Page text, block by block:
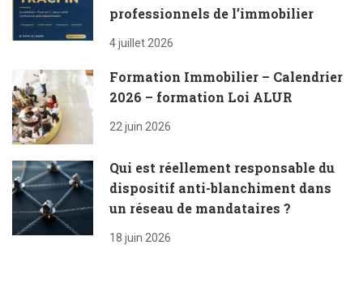
professionnels de l’immobilier
4 juillet 2026
Formation Immobilier – Calendrier
2026 – formation Loi ALUR
22 juin 2026
Qui est réellement responsable du
dispositif anti-blanchiment dans
un réseau de mandataires ?
18 juin 2026